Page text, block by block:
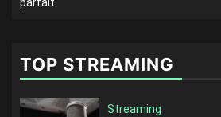
parfait
TOP STREAMING
Streaming